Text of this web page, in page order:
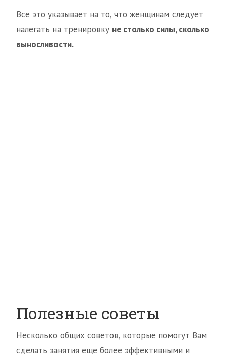
Все это указывает на то, что женщинам следует
налегать на тренировку не столько силы, сколько
выносливости.
Полезные советы
Несколько общих советов, которые помогут Вам
сделать занятия еще более эффективными и